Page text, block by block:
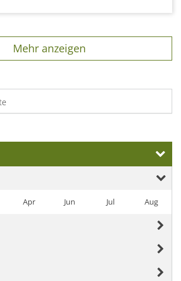
Mehr anzeigen
Apr Jun Jul Aug